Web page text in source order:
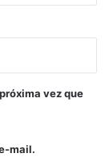
vez que
mail.